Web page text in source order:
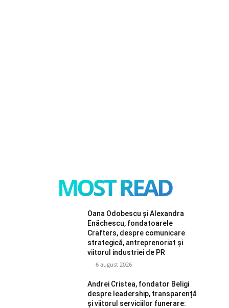
MOST READ
Oana Odobescu și Alexandra
Enăchescu, fondatoarele
Crafters, despre comunicare
strategică, antreprenoriat și
viitorul industriei de PR
6 august 2026
Andrei Cristea, fondator Beligi
despre leadership, transparență
și viitorul serviciilor funerare: